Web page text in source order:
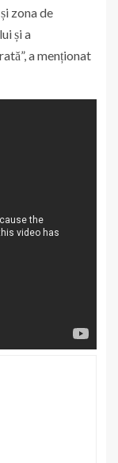
zona de
și a
a menționat